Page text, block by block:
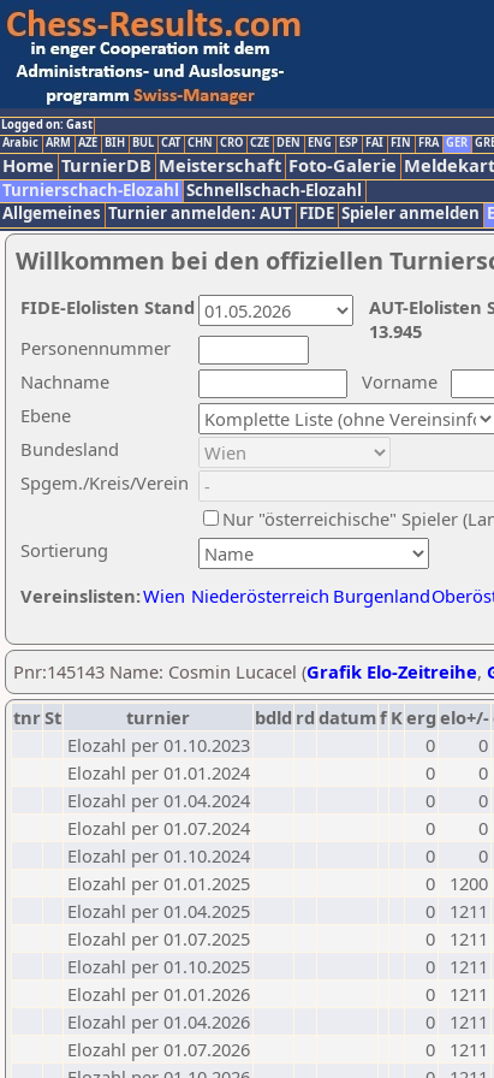
Logged on: Gast
Arabic ARM AZE BIH BUL CAT CHN CRO CZE DEN ENG ESP FAI FIN FRA GER
Home TurnierDB Meisterschaft Foto-Galerie
Turnierschach-Elozahl Schnellschach-Elozahl
Allgemeines Turnier anmelden: AUT FIDE Spieler anmelden
Willkommen bei den offiziellen
Nachname
Vorname
Ebene
Sortierung
Personennummer
Bundesland
Spgem./Kreis/Verein
Nur "österreichische" Spieler
Vereinslisten:Wien Niederösterreich Burgenland
AUT-Elolisten
13.945
FIDE-Elolisten Stand
Pnr:145143 Name: Cosmin Lucacel (Grafik Elo-Zeitreihe,
tnrSt turnier bdld rd datumf Kerg elo+/-
Elozahl per 01.10.2023
0
0
Elozahl per 01.01.2024
0
0
Elozahl per 01.04.2024
0
0
Elozahl per 01.07.2024
0
0
Elozahl per 01.10.2024
0
0
Elozahl per 01.01.2025
0
1200
Elozahl per 01.04.2025
0
1211
Elozahl per 01.07.2025
0
1211
Elozahl per 01.10.2025
0
1211
Elozahl per 01.01.2026
0
1211
Elozahl per 01.04.2026
0
1211
Elozahl per 01.07.2026
0
1211